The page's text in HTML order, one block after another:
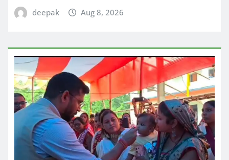
deepak Aug 8, 2026